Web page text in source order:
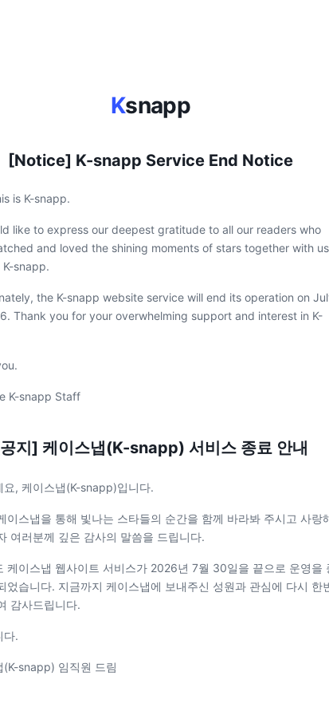
Ksnapp
[Notice] K-snapp Service End Notice
is K-snapp.
like to express our deepest gratitude to all our readers who
and loved the shining moments of stars together with us
snapp.
the K-snapp website service will end its operation on
Thank you for your overwhelming support and interest in K-
K-snapp Staff
지] 케이스냅(K-snapp) 서비스 종료 안내
요, 케이스냅(K-snapp)입니다.
이스냅을 통해 빛나는 스타들의 순간을 함께 바라봐 주시고 사랑
여러분께 깊은 감사의 말씀을 드립니다.
케이스냅 웹사이트 서비스가 2026년 7월 30일을 끝으로 운영을
었습니다. 지금까지 케이스냅에 보내주신 성원과 관심에 다시 한
감사드립니다.
다.
(K-snapp) 임직원 드림